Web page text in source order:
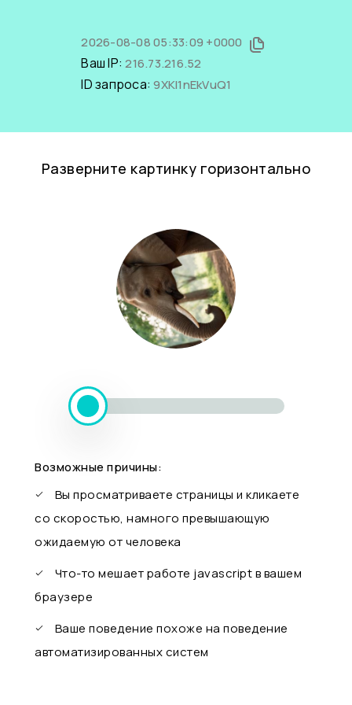
2026-08-08 05:33:09 +0000
Ваш IP:216.73.216.52
ID запроса:9XKI1nEkVuQ1
Разверните картинку горизонтально
Возможные причины:
Вы просматриваете страницы и кликаете
со скоростью, намного превышающую
ожидаемую от человека
Что-то мешает работе javascript в вашем
браузере
Ваше поведение похоже на поведение
автоматизированных систем